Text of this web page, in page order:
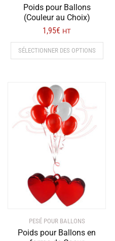
Poids pour Ballons
(Couleur au Choix)
1,95€ HT
SÉLECTIONNER DES OPTIONS
PESÉ POUR BALLONS
Poids pour Ballons en